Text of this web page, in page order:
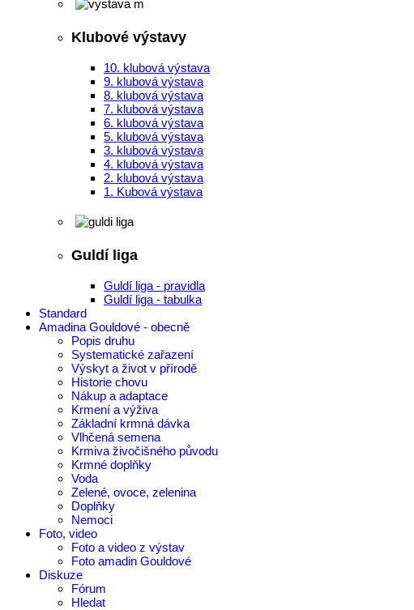
Klubové výstavy
10. klubová výstava
9. klubová výstava
8. klubová výstava
7. klubová výstava
6. klubová výstava
5. klubová výstava
3. klubová výstava
4. klubová výstava
2. klubová výstava
1. Kubová výstava
Guldí liga
Guldí liga - pravidla
Guldí liga - tabulka
Standard
Amadina Gouldové - obecně
Popis druhu
Systematické zařazení
Výskyt a život v přírodě
Historie chovu
Nákup a adaptace
Krmení a výživa
Základní krmná dávka
Vlhčená semena
Krmiva živočišného původu
Krmné doplňky
Voda
Zelené, ovoce, zelenina
Doplňky
Nemoci
Foto, video
Foto a video z výstav
Foto amadin Gouldové
Diskuze
Fórum
Hledat